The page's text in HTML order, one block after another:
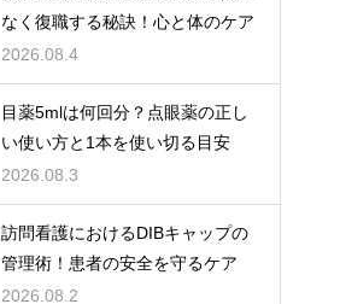
なく復職する秘訣！心と体のケア
2026.08.4
目薬5mlは何回分？点眼薬の正し
い使い方と1本を使い切る目安
2026.08.3
訪問看護におけるDIBキャップの
管理術！患者の安全を守るケア
2026.08.2